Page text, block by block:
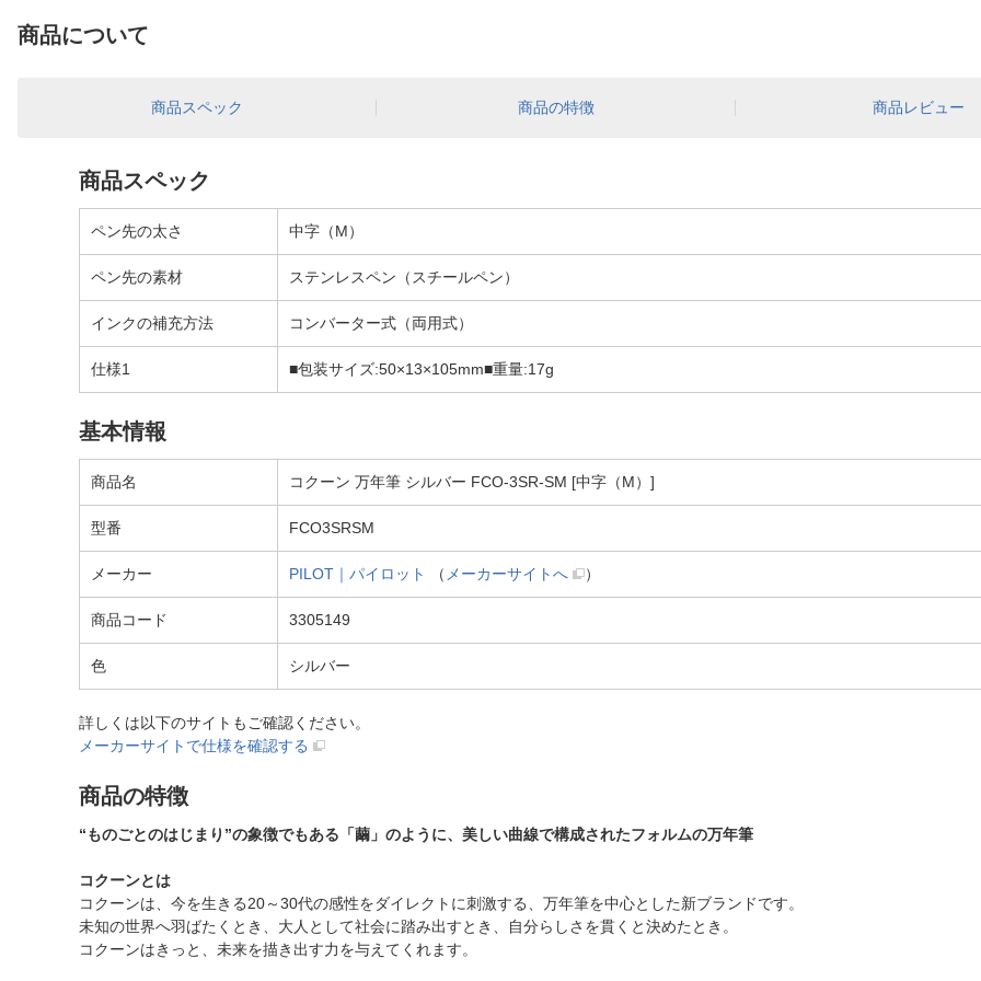
商品について
商品スペック 商品の特徴 商品レビュー
商品スペック
ペン先の太さ 中字（M）
ペン先の素材 ステンレスペン（スチールペン）
インクの補充方法 コンバーター式（両用式）
仕様1 ■包装サイズ:50×13×105mm■重量:17g
基本情報
商品名 コクーン 万年筆 シルバー FCO-3SR-SM [中字（M）]
型番 FCO3SRSM
メーカー PILOT｜パイロット （ メーカーサイトへ ）
商品コード 3305149
色 シルバー
詳しくは以下のサイトもご確認ください。
メーカーサイトで仕様を確認する
商品の特徴
“ものごとのはじまり”の象徴でもある「繭」のように、美しい曲線で構成されたフォルムの万年筆
コクーンとは
コクーンは、今を生きる20～30代の感性をダイレクトに刺激する、万年筆を中心とした新ブランドです。
未知の世界へ羽ばたくとき、大人として社会に踏み出すとき、自分らしさを貫くと決めたとき。
コクーンはきっと、未来を描き出す力を与えてくれます。